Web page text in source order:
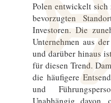
Polen entwickelt sich
bevorzugten
Investoren. Die
Unternehmen aus
und darüber hinaus
für diesen Trend.
die häufigere
und